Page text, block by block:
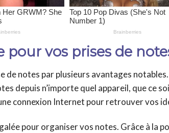
vos prises de
notes par plusieurs avantages
depuis n’importe quel appareil, que ce
connexion Internet pour retrouver vos
pour organiser vos notes. Grâce à la